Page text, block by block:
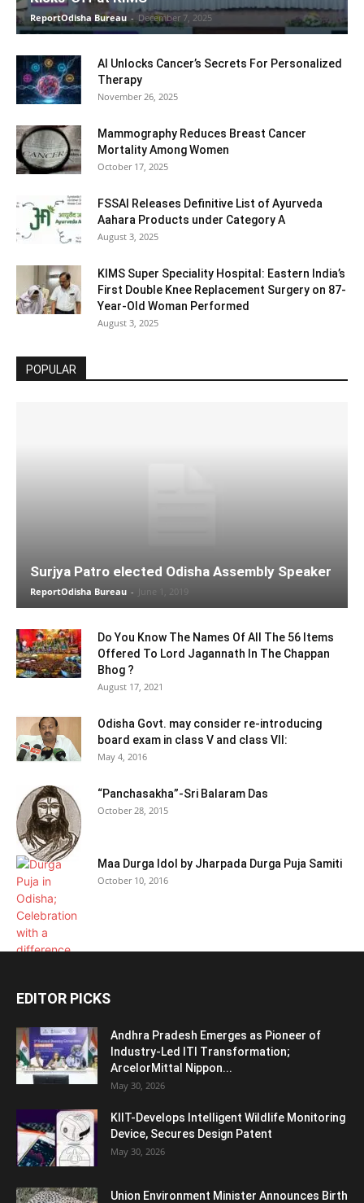
ReportOdisha Bureau - December 7, 2025
AI Unlocks Cancer’s Secrets For Personalized
Therapy
November 26, 2025
Mammography Reduces Breast Cancer
Mortality Among Women
October 17, 2025
FSSAI Releases Definitive List of Ayurveda
Aahara Products under Category A
August 3, 2025
KIMS Super Speciality Hospital: Eastern India’s
First Double Knee Replacement Surgery on 87-
Year-Old Woman Performed
August 3, 2025
POPULAR
Surjya Patro elected Odisha Assembly Speaker
ReportOdisha Bureau - June 1, 2019
Do You Know The Names Of All The 56 Items
Offered To Lord Jagannath In The Chappan
Bhog ?
August 17, 2021
Odisha Govt. may consider re-introducing
board exam in class V and class VII:
May 4, 2016
“Panchasakha”-Sri Balaram Das
October 28, 2015
Maa Durga Idol by Jharpada Durga Puja Samiti
October 10, 2016
EDITOR PICKS
Andhra Pradesh Emerges as Pioneer of
Industry-Led ITI Transformation;
ArcelorMittal Nippon...
May 30, 2026
KIIT-Develops Intelligent Wildlife Monitoring
Device, Secures Design Patent
May 30, 2026
Union Environment Minister Announces Birth